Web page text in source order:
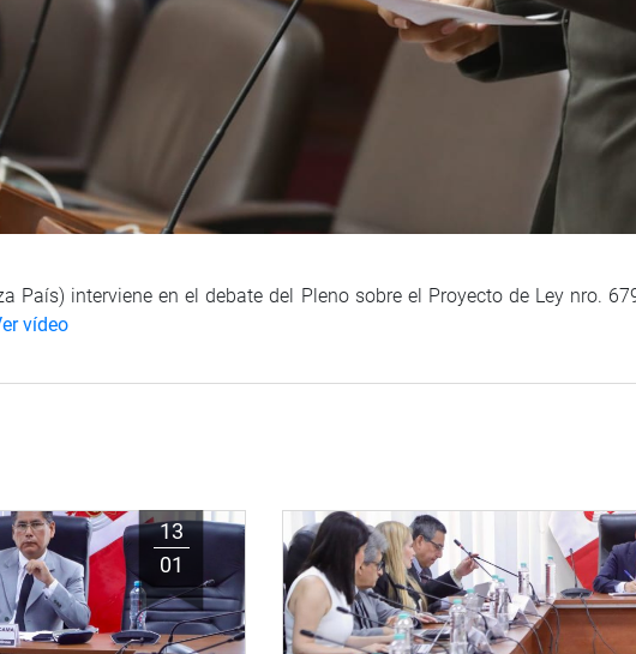
País) interviene en el debate del Pleno sobre el Proyecto de Ley nro.
vídeo
13
01